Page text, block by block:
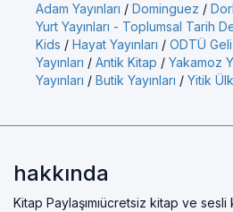
Adam Yayınları / Dominguez /
Yurt Yayınları - Toplumsal Tarih
Kids / Hayat Yayınları / ODTÜ
Yayınları / Antik Kitap / Yakamoz
Yayınları / Butik Yayınları / Yitik
hakkında
Kitap Paylaşımıücretsiz kitap ve